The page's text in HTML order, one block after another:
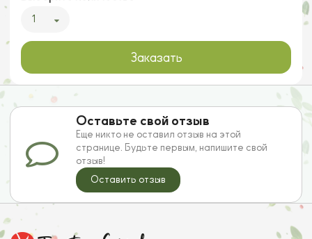
1
Заказать
Оставьте свой отзыв
Еще никто не оставил отзыв на этой
странице. Будьте первым, напишите свой
отзыв!
Оставить отзыв